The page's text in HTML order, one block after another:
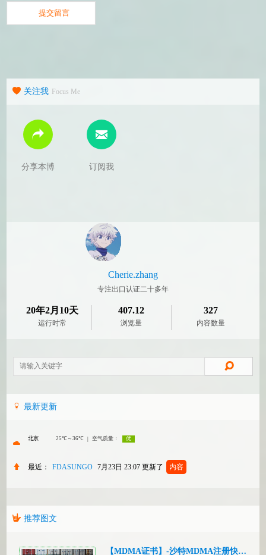
关注我 Focus Me
分享本博 订阅我
Cherie.zhang
专注出口认证二十多年
20年2月10天
运行时常
407.12
浏览量
327
内容数量
最新更新
最近： FDASUNGO 7月23日 23:07 更新了 内容
推荐图文
【MDMA证书】-沙特MDMA注册快速下证